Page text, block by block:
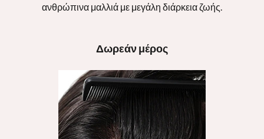
ανθρώπινα μαλλιά με μεγάλη διάρκεια ζωής.
Δωρεάν μέρος